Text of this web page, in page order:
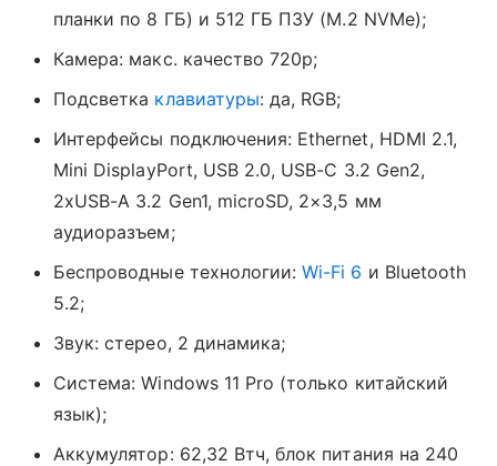
планки по 8 ГБ) и 512 ГБ ПЗУ (M.2 NVMe);
Камера: макс. качество 720p;
Подсветка клавиатуры: да, RGB;
Интерфейсы подключения: Ethernet, HDMI 2.1,
Mini DisplayPort, USB 2.0, USB-С 3.2 Gen2,
2xUSB-A 3.2 Gen1, microSD, 2×3,5 мм
аудиоразъем;
Беспроводные технологии:Wi-Fi 6 и Bluetooth
5.2;
Звук: стерео, 2 динамика;
Система: Windows 11 Pro (только китайский
язык);
Аккумулятор: 62,32 Втч, блок питания на 240